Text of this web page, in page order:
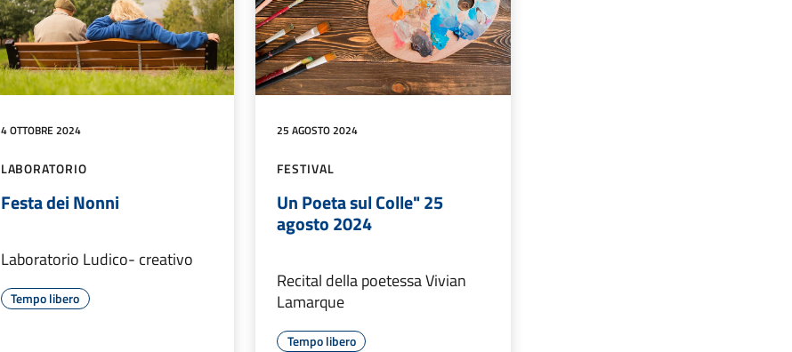
4 OTTOBRE 2024
LABORATORIO
Festa dei Nonni
Laboratorio Ludico- creativo
Tempo libero
25 AGOSTO 2024
FESTIVAL
Un Poeta sul Colle" 25
agosto 2024
Recital della poetessa Vivian
Lamarque
Tempo libero